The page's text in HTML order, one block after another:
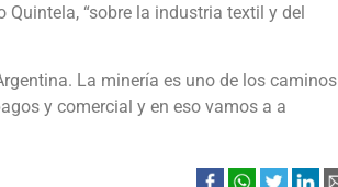
“sobre la industria textil y del
La minería es uno de los caminos
y comercial y en eso vamos a a